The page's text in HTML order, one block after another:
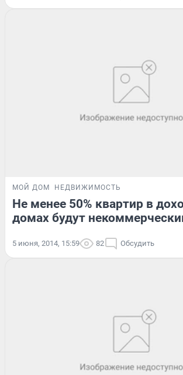
МОЙ ДОМ НЕДВИЖИМОСТЬ
Не менее 50% квартир в
домах будут
5 июня, 2014, 15:59 82 Обсудить